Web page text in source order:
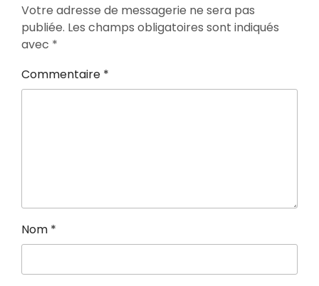
Votre adresse de messagerie ne sera pas
publiée. Les champs obligatoires sont indiqués
avec *
Commentaire *
Nom *